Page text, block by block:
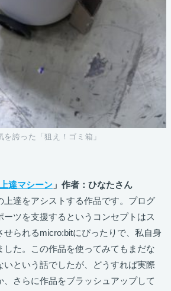
誇った「狙え！ゴミ箱」
達マシーン 」作者：ひなたさん
上達をアシストする作品です。プログ
ーツを支援するというコンセプトはス
せられるmicro:bitにぴったりで、私自身
した。この作品を使ってみてもまだな
いという話でしたが、どうすれば実際
、さらに作品をブラッシュアップして